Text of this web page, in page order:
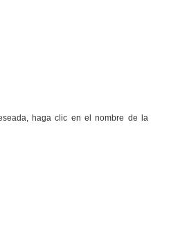
haga clic en el nombre de la